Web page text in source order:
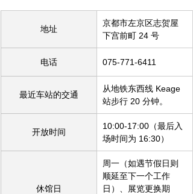
地址
京都市左京区志贺屋
下宫前町 24 号
电话 075-771-6411
最近车站的交通
从地铁东西线 Keage
站步行 20 分钟。
开放时间
10:00-17:00（最后入
场时间为 16:30）
休馆日
周一（如遇节假日则
顺延至下一个工作
日）、展览更换期